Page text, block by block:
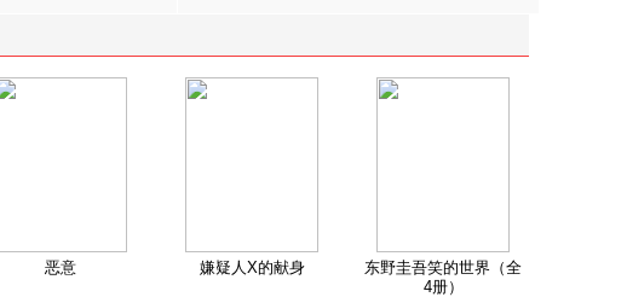
恶意 嫌疑人X的献身
东野圭吾笑的世界（全
4册）